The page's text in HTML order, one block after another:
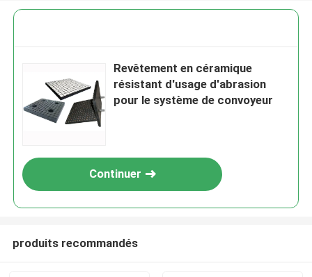
Revêtement en céramique
résistant d'usage d'abrasion
pour le système de convoyeur
Continuer
produits recommandés